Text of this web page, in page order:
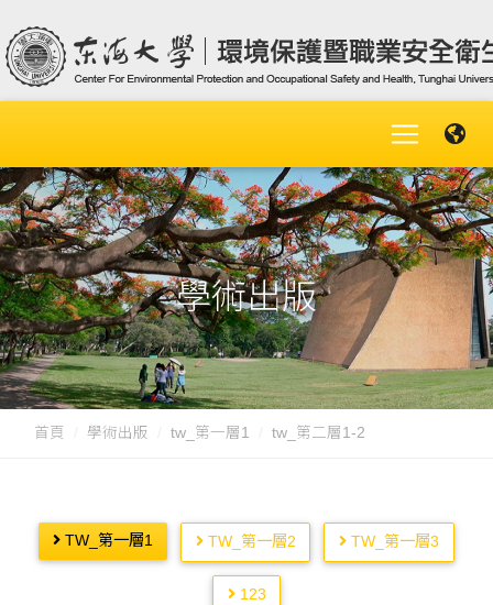
學術出版
首頁 學術出版 tw_第一層1 tw_第二層1-2
TW_第一層1 TW_第一層2 TW_第一層3
123